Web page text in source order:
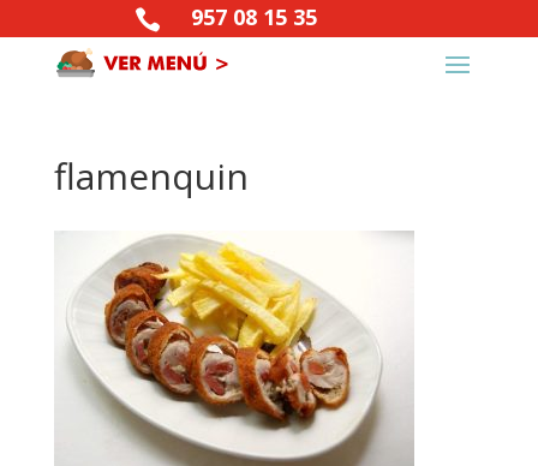
 957 08 15 35
flamenquin